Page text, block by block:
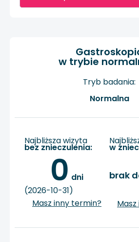
w trybie
Tryb badania:
Normalna
Najbliższa wizyta
bez znieczulenia:
0 dni
(2026-10-31)
Masz inny termin?
w
brak